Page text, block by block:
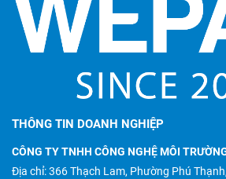
THÔNG TIN DOANH NGHIỆP
CÔNG TY TNHH CÔNG NGHỆ MÔI
Địa chỉ: 366 Thạch Lam, Phường Phú